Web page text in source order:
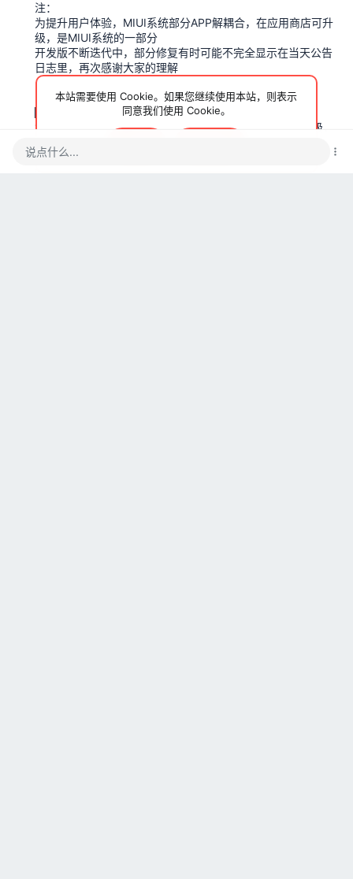
注：
为提升用户体验，MIUI系统部分APP解耦合，在应用商店可升
级，是MIUI系统的一部分
开发版不断迭代中，部分修复有时可能不完全显示在当天公告
日志里，再次感谢大家的理解
1. MIUI 开发版可进入“设置→我的设备→MIUI版本”在线升级，
2. 部分机型可能因功能进版时间略有差异，具体功能请以手机
说点什么...
本站需要使用 Cookie。如果您继续使用本站，则表示
同意我们使用 Cookie。